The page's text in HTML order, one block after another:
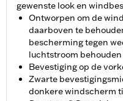
gewenste look en
Ontworpen om de
daarboven te
bescherming tegen
luchtstroom
Bevestiging op de
Zwarte
donkere windscherm